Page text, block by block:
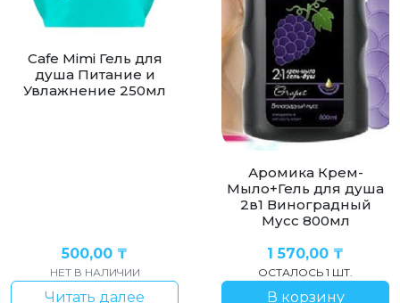
Cafe Mimi Гель для
душа Питание и
Увлажнение 250мл
500,00 ₸
НЕТ В НАЛИЧИИ
Читать далее
Аромика Крем-
Мыло+Гель для душа
2в1 Виноградный
Мусс 800мл
1 570,00 ₸
ОСТАЛОСЬ 1 ШТ.
В корзину